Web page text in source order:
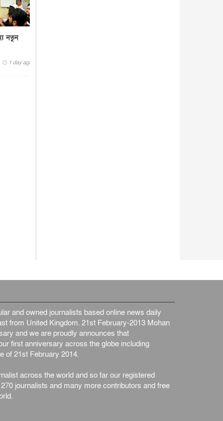
নতুন
1 day ago
and owned journalists based online news daily
from United Kingdom. 21st February-2013 Mohan
and we are proudly announces that
first anniversary across the globe including
of 21st February 2014.
across the world and so far our registered
journalists and many more contributors and free